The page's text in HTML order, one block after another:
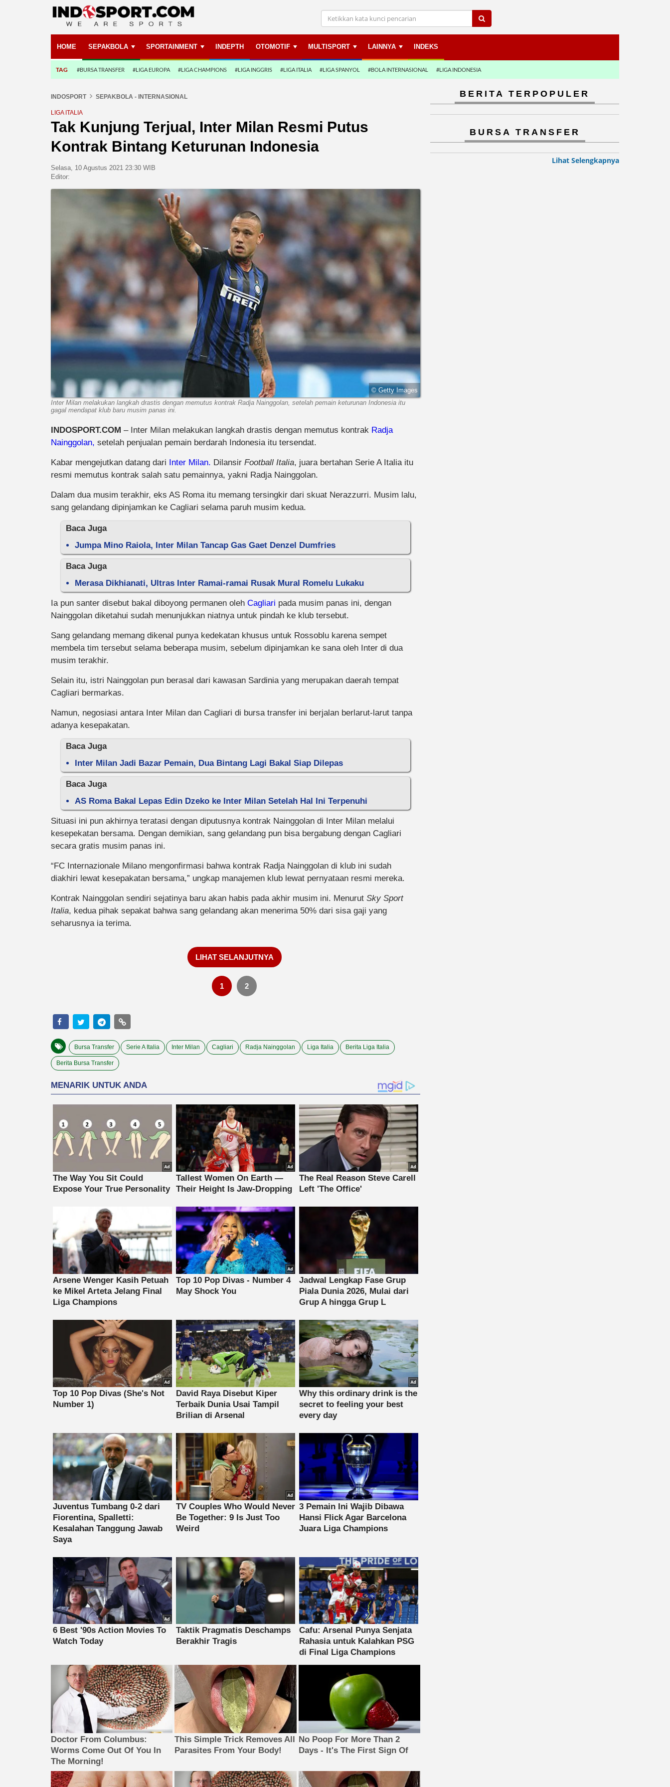
HOME SEPAKBOLA SPORTAINMENT INDEPTH OTOMOTIF MULTISPORT LAINNYA INDEKS
TAG #BURSA TRANSFER #LIGA EUROPA #LIGA CHAMPIONS #LIGA INGGRIS #LIGA ITALIA #LIGA SPANYOL #BOLA INTERNASIONAL #LIGA INDONESIA
INDOSPORT SEPAKBOLA - INTERNASIONAL
LIGA ITALIA
Tak Kunjung Terjual, Inter Milan Resmi Putus
Kontrak Bintang Keturunan Indonesia
Selasa, 10 Agustus 2021 23:30 WIB
Editor:
© Getty Images
Inter Milan melakukan langkah drastis dengan memutus kontrak Radja Nainggolan, setelah pemain keturunan Indonesia itu
gagal mendapat klub baru musim panas ini.
INDOSPORT.COM – Inter Milan melakukan langkah drastis dengan memutus kontrak Radja
Nainggolan, setelah penjualan pemain berdarah Indonesia itu tersendat.
Kabar mengejutkan datang dari Inter Milan. Dilansir Football Italia, juara bertahan Serie A Italia itu
resmi memutus kontrak salah satu pemainnya, yakni Radja Nainggolan.
Dalam dua musim terakhir, eks AS Roma itu memang tersingkir dari skuat Nerazzurri. Musim lalu,
sang gelandang dipinjamkan ke Cagliari selama paruh musim kedua.
Baca Juga
Jumpa Mino Raiola, Inter Milan Tancap Gas Gaet Denzel Dumfries
Baca Juga
Merasa Dikhianati, Ultras Inter Ramai-ramai Rusak Mural Romelu Lukaku
Ia pun santer disebut bakal diboyong permanen oleh Cagliari pada musim panas ini, dengan
Nainggolan diketahui sudah menunjukkan niatnya untuk pindah ke klub tersebut.
Sang gelandang memang dikenal punya kedekatan khusus untuk Rossoblu karena sempet
membela tim tersebut selama beberapa musim, sebelum dipinjamkan ke sana oleh Inter di dua
musim terakhir.
Selain itu, istri Nainggolan pun berasal dari kawasan Sardinia yang merupakan daerah tempat
Cagliari bermarkas.
Namun, negosiasi antara Inter Milan dan Cagliari di bursa transfer ini berjalan berlarut-larut tanpa
adanya kesepakatan.
Baca Juga
Inter Milan Jadi Bazar Pemain, Dua Bintang Lagi Bakal Siap Dilepas
Baca Juga
AS Roma Bakal Lepas Edin Dzeko ke Inter Milan Setelah Hal Ini Terpenuhi
Situasi ini pun akhirnya teratasi dengan diputusnya kontrak Nainggolan di Inter Milan melalui
kesepekatan bersama. Dengan demikian, sang gelandang pun bisa bergabung dengan Cagliari
secara gratis musim panas ini.
“FC Internazionale Milano mengonfirmasi bahwa kontrak Radja Nainggolan di klub ini sudah
diakhiri lewat kesepakatan bersama,” ungkap manajemen klub lewat pernyataan resmi mereka.
Kontrak Nainggolan sendiri sejatinya baru akan habis pada akhir musim ini. Menurut Sky Sport
Italia, kedua pihak sepakat bahwa sang gelandang akan menerima 50% dari sisa gaji yang
seharusnya ia terima.
LIHAT SELANJUTNYA
1 2
Bursa Transfer Serie A Italia Inter Milan Cagliari Radja Nainggolan Liga Italia Berita Liga Italia
Berita Bursa Transfer
Doctor From Columbus:
Worms Come Out Of You In
The Morning!
This Simple Trick Removes All
Parasites From Your Body!
No Poop For More Than 2
Days - It's The First Sign Of
BERITA TERPOPULER
BURSA TRANSFER
Lihat Selengkapnya